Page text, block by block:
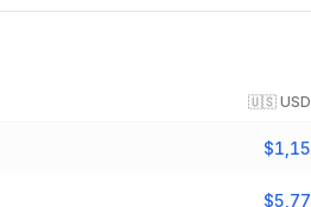
🇺🇸 USD
$1,15
$5,77